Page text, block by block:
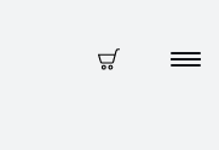
Panier